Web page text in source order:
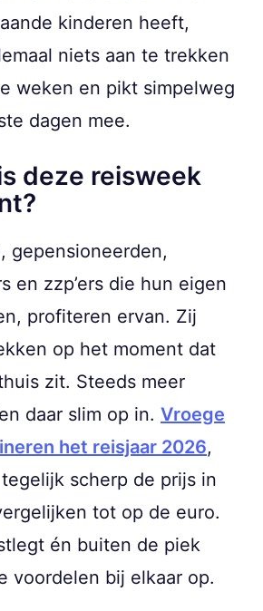
kinderen heeft,
niets aan te trekken
weken en pikt simpelweg
dagen mee.
deze reisweek
gepensioneerden,
en zzp’ers die hun eigen
profiteren ervan. Zij
op het moment dat
zit. Steeds meer
daar slim op in. Vroege
het reisjaar 2026,
scherp de prijs in
tot op de euro.
én buiten de piek
voordelen bij elkaar op.